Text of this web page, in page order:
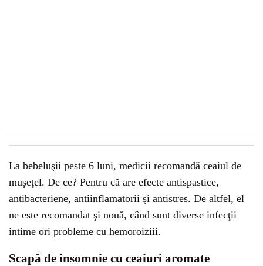
La bebeluşii peste 6 luni, medicii recomandă ceaiul de
muşeţel. De ce? Pentru că are efecte antispastice,
antibacteriene, antiinflamatorii şi antistres. De altfel, el
ne este recomandat şi nouă, când sunt diverse infecţii
intime ori probleme cu hemoroiziii.
Scapă de insomnie cu ceaiuri aromate